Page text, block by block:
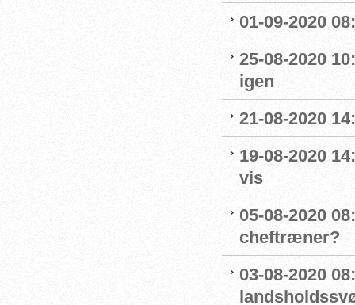
01-09-2020
25-08-2020
igen
21-08-2020
19-08-2020
vis
05-08-2020
cheftræner?
03-08-2020